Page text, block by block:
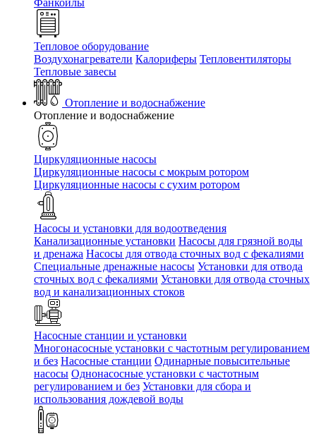
Фанкойлы
Тепловое оборудование
Воздухонагреватели Калориферы Тепловентиляторы
Тепловые завесы
Отопление и водоснабжение
Отопление и водоснабжение
Циркуляционные насосы
Циркуляционные насосы с мокрым ротором
Циркуляционные насосы с сухим ротором
Насосы и установки для водоотведения
Канализационные установки Насосы для грязной воды
и дренажа Насосы для отвода сточных вод c фекалиями
Специальные дренажные насосы Установки для отвода
сточных вод c фекалиями Установки для отвода сточных
вод и канализационных стоков
Насосные станции и установки
Многонасосные установки с частотным регулированием
и без Насосные станции Одинарные повысительные
насосы Однонасосные установки с частотным
регулированием и без Установки для сбора и
использования дождевой воды